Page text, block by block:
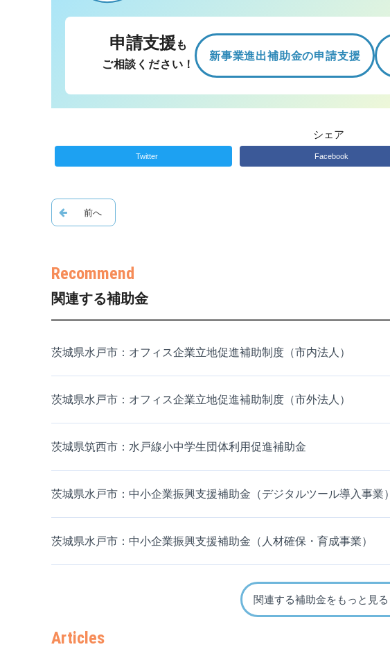
申請支援 も
ご相談ください！
新事業進出補助金の申請支援
シェア
Twitter Facebook
関連する補助金
茨城県水戸市：オフィス企業立地促進補助制度（市内法人）
茨城県水戸市：オフィス企業立地促進補助制度（市外法人）
茨城県筑西市：水戸線小中学生団体利用促進補助金
茨城県水戸市：中小企業振興支援補助金（デジタルツール導入事業）
茨城県水戸市：中小企業振興支援補助金（人材確保・育成事業）
関連する補助金をもっと見る